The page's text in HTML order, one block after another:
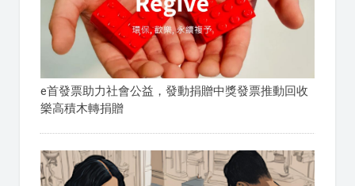
e首發票助力社會公益，發動捐贈中獎發票推動回收
樂高積木轉捐贈